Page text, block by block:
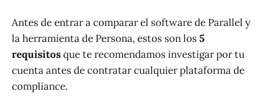
Antes de entrar a comparar el software de Parallel y
la herramienta de Persona, estos son los5
requisitosque te recomendamos investigar por tu
cuenta antes de contratar cualquier plataforma de
compliance.